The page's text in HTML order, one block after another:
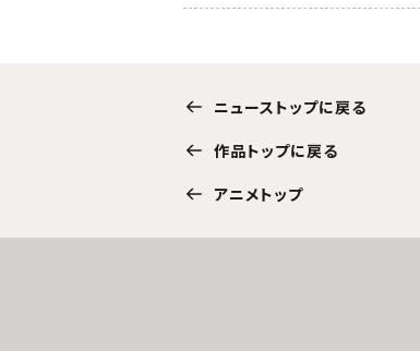
ニューストップに戻る
作品トップに戻る
アニメトップ